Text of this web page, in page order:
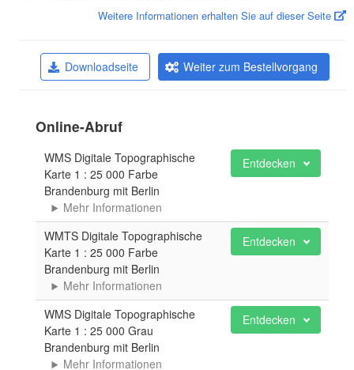
Weitere Informationen erhalten Sie auf dieser Seite
Weiter zum Bestellvorgang
Downloadseite
Online-Abruf
WMS Digitale Topographische
Karte 1 : 25 000 Farbe
Brandenburg mit Berlin
Mehr Informationen
Entdecken
WMTS Digitale Topographische
Karte 1 : 25 000 Farbe
Brandenburg mit Berlin
Mehr Informationen
Entdecken
WMS Digitale Topographische
Karte 1 : 25 000 Grau
Brandenburg mit Berlin
Mehr Informationen
Entdecken